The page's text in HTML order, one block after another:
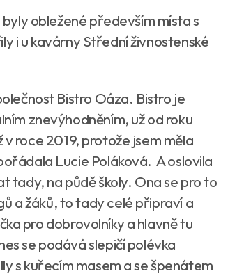
obležené především místa s
i u kavárny Střední živnostenské
Bistro Oáza. Bistro je
znevýhodněním, už od roku
roce 2019, protože jsem měla
Lucie Poláková. A oslovila
tady, na půdě školy. Ona se pro to
a žáků, to tady celé připraví a
pro dobrovolníky a hlavně tu
se podává slepičí polévka
s kuřecím masem a se špenátem